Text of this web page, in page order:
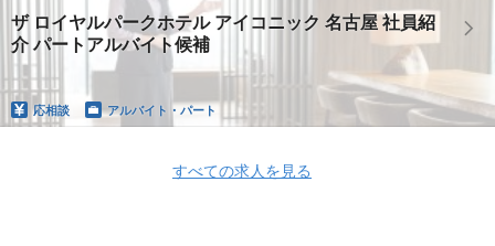
ザ ロイヤルパークホテル アイコニック 名古屋 社員紹
介 パートアルバイト候補
応相談 アルバイト・パート
すべての求人を見る